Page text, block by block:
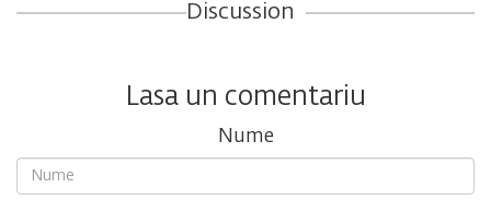
Discussion
Lasa un comentariu
Nume